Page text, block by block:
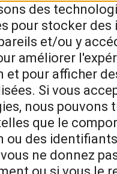
des
pour stocker
et/ou y
améliorer
et pour afficher
Si vous
nous pouvons
que le
ou des
ne donnez